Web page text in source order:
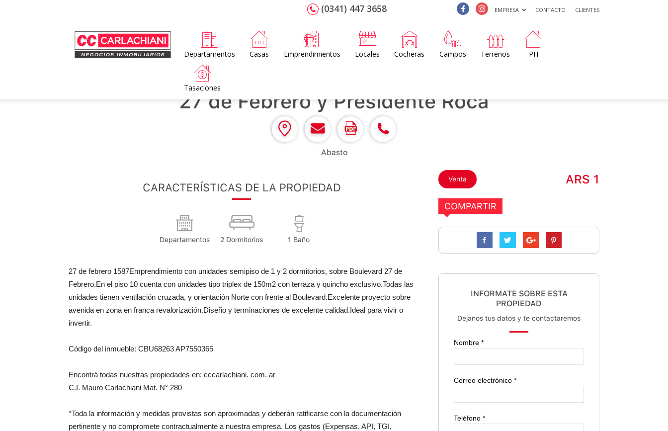
(0341) 447 3658 EMPRESA CONTACTO CLIENTES
Home
Departamentos Casas Emprendimientos Locales Cocheras Campos Terrenos PH
Tasaciones
27 de Febrero y Presidente Roca
Abasto
CARACTERÍSTICAS DE LA PROPIEDAD
Departamentos 2 Dormitorios 1 Baño
27 de febrero 1587Emprendimiento con unidades semipiso de 1 y 2 dormitorios, sobre Boulevard 27 de
Febrero.En el piso 10 cuenta con unidades tipo triplex de 150m2 con terraza y quincho exclusivo.Todas las
unidades tienen ventilación cruzada, y orientación Norte con frente al Boulevard.Excelente proyecto sobre
avenida en zona en franca revalorización.Diseño y terminaciones de excelente calidad.Ideal para vivir o
invertir.
Código del inmueble: CBU68263 AP7550365
Encontrá todas nuestras propiedades en: cccarlachiani. com. ar
C.I. Mauro Carlachiani Mat. N° 280
*Toda la información y medidas provistas son aproximadas y deberán ratificarse con la documentación
pertinente y no compromete contractualmente a nuestra empresa. Los gastos (Expensas, API, TGI,
Venta ARS 1
COMPARTIR
INFORMATE SOBRE ESTA
PROPIEDAD
Dejanos tus datos y te contactaremos
Nombre *
Correo electrónico *
Teléfono *